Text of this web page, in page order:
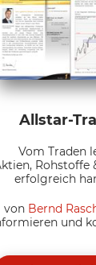
Allstar-
Vom Traden
Rohstoffe
erfolgreich
von Bernd
und